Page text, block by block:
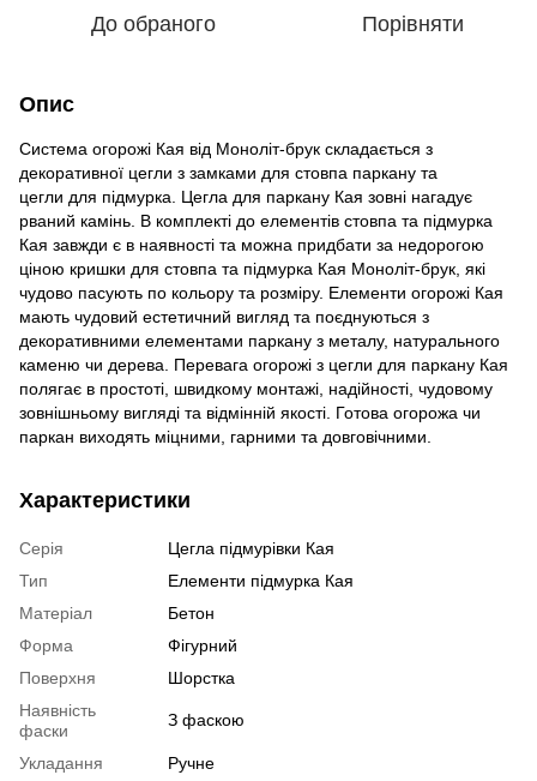
До обраного Порівняти
Опис
Система огорожі Кая від Моноліт-брук складається з
декоративної цегли з замками для стовпа паркану та
цегли для підмурка. Цегла для паркану Кая зовні нагадує
рваний камінь. В комплекті до елементів стовпа та підмурка
Кая завжди є в наявності та можна придбати за недорогою
ціною кришки для стовпа та підмурка Кая Моноліт-брук, які
чудово пасують по кольору та розміру. Елементи огорожі Кая
мають чудовий естетичний вигляд та поєднуються з
декоративними елементами паркану з металу, натурального
каменю чи дерева. Перевага огорожі з цегли для паркану Кая
полягає в простоті, швидкому монтажі, надійності, чудовому
зовнішньому вигляді та відмінній якості. Готова огорожа чи
паркан виходять міцними, гарними та довговічними.
Характеристики
Серія
Цегла підмурівки Кая
Тип
Елементи підмурка Кая
Матеріал
Бетон
Форма
Фігурний
Поверхня
Шорстка
Наявність
фаски
З фаскою
Укладання
Ручне